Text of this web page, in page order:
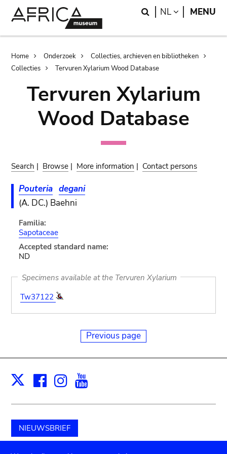
Search
NL LANGUAGE
MENU
Breadcrumb
Home Onderzoek
Collecties, archieven en bibliotheken
Collecties
Tervuren Xylarium Wood Database
Tervuren Xylarium
Wood Database
Search | Browse | More information | Contact persons
Pouteria degani
(A. DC.) Baehni
Familia:
Sapotaceae
Accepted standard name:
ND
Specimens available at the Tervuren Xylarium
Tw37122
Previous page
X Facebook
Instagram
NIEUWSBRIEF